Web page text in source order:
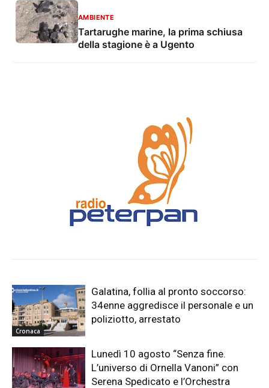
AMBIENTE
Tartarughe marine, la prima schiusa
della stagione è a Ugento
Cronaca
Galatina, follia al pronto soccorso:
34enne aggredisce il personale e un
poliziotto, arrestato
Lunedì 10 agosto “Senza fine.
L’universo di Ornella Vanoni” con
Serena Spedicato e l’Orchestra